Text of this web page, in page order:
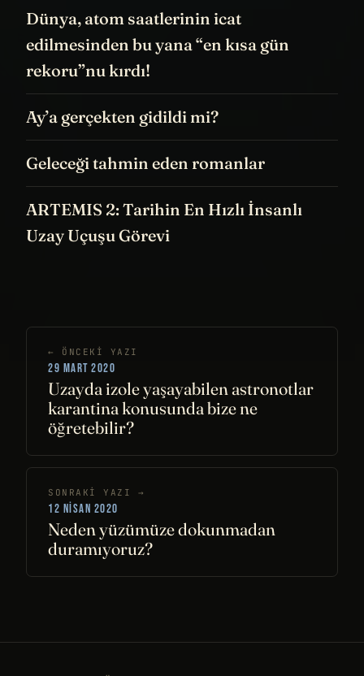
Dünya, atom saatlerinin icat
edilmesinden bu yana “en kısa gün
rekoru”nu kırdı!
Ay’a gerçekten gidildi mi?
Geleceği tahmin eden romanlar
ARTEMIS 2: Tarihin En Hızlı İnsanlı
Uzay Uçuşu Görevi
← ÖNCEKI YAZI
29 MART 2020
Uzayda izole yaşayabilen astronotlar
karantina konusunda bize ne
öğretebilir?
SONRAKI YAZI →
12 NISAN 2020
Neden yüzümüze dokunmadan
duramıyoruz?